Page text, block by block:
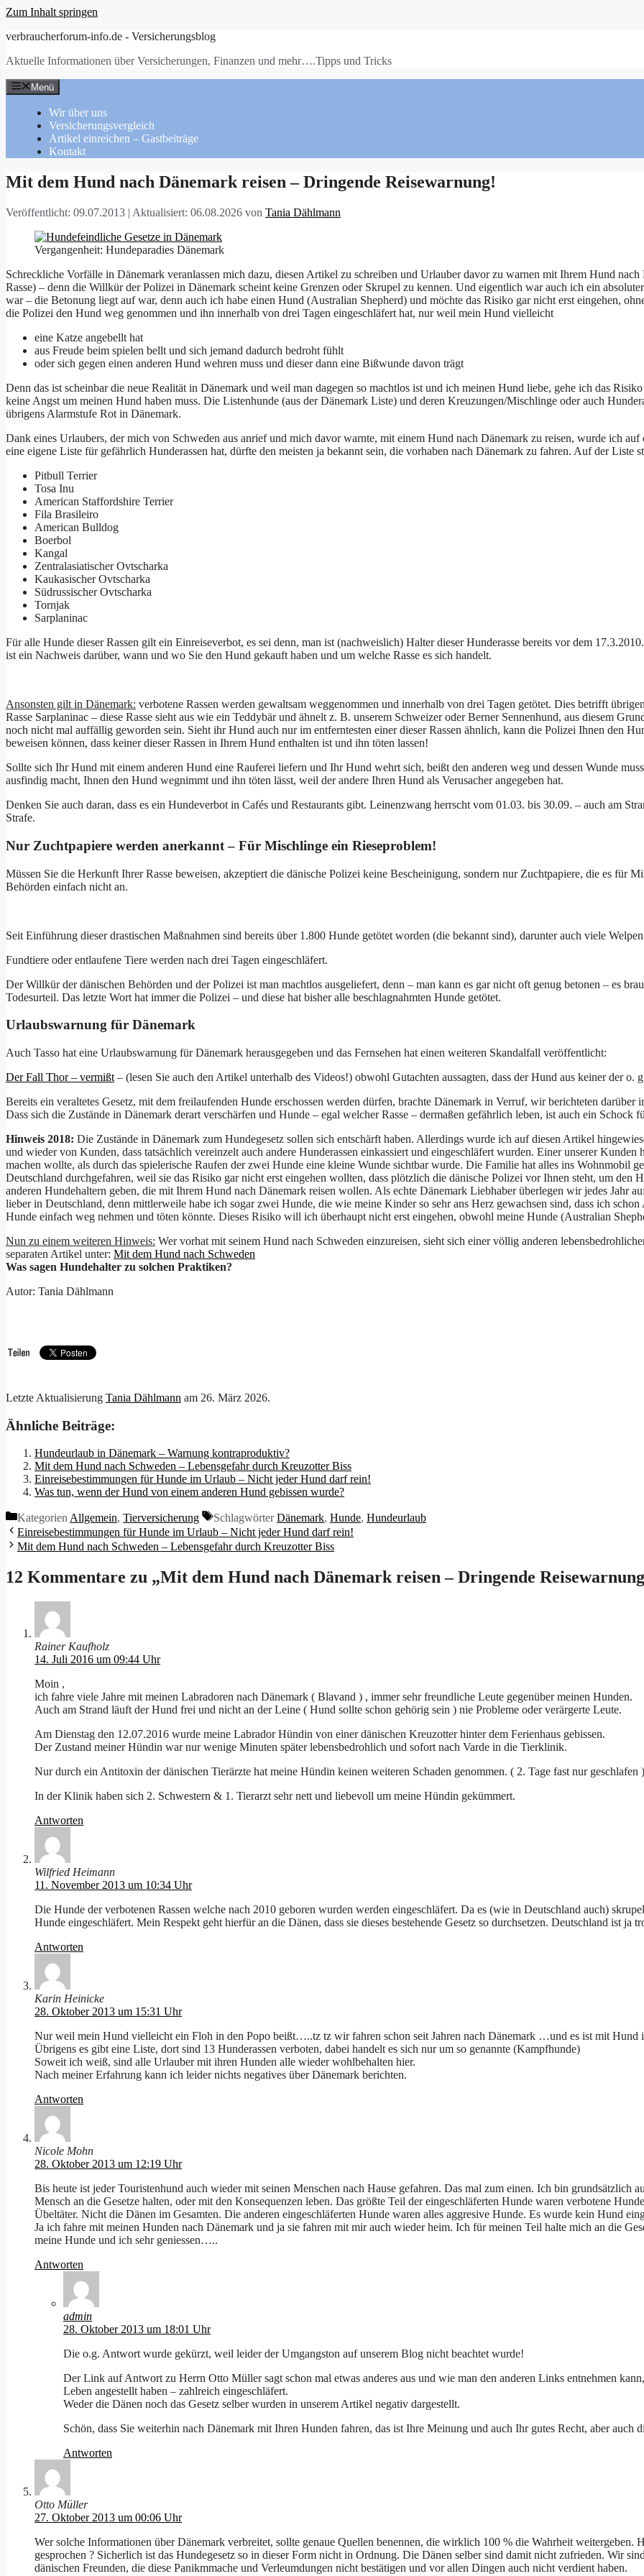
Zum Inhalt springen
verbraucherforum-info.de - Versicherungsblog
Aktuelle Informationen über Versicherungen, Finanzen und mehr….Tipps und Tricks
Menü
Wir über uns
Versicherungsvergleich
Artikel einreichen – Gastbeiträge
Kontakt
Mit dem Hund nach Dänemark reisen – Dringende Reisewarnung!
Veröffentlicht: 09.07.2013 | Aktualisiert: 06.08.2026 von Tania Dählmann
Vergangenheit: Hundeparadies Dänemark
Schreckliche Vorfälle in Dänemark veranlassen mich dazu, diesen Artikel zu schreiben und Urlauber davor zu warnen mit Ihrem Hund
Rasse) – denn die Willkür der Polizei in Dänemark scheint keine Grenzen oder Skrupel zu kennen. Und eigentlich war auch ich ein
war – die Betonung liegt auf war, denn auch ich habe einen Hund (Australian Shepherd) und möchte das Risiko gar nicht erst eingehen,
die Polizei den Hund weg genommen und ihn innerhalb von drei Tagen eingeschläfert hat, nur weil mein Hund vielleicht
eine Katze angebellt hat
aus Freude beim spielen bellt und sich jemand dadurch bedroht fühlt
oder sich gegen einen anderen Hund wehren muss und dieser dann eine Bißwunde davon trägt
Denn das ist scheinbar die neue Realität in Dänemark und weil man dagegen so machtlos ist und ich meinen Hund liebe, gehe ich das
keine Angst um meinen Hund haben muss. Die Listenhunde (aus der Dänemark Liste) und deren Kreuzungen/Mischlinge oder auch
übrigens Alarmstufe Rot in Dänemark.
Dank eines Urlaubers, der mich von Schweden aus anrief und mich davor warnte, mit einem Hund nach Dänemark zu reisen, wurde ich
eine eigene Liste für gefährlich Hunderassen hat, dürfte den meisten ja bekannt sein, die vorhaben nach Dänemark zu fahren. Auf der Liste
Pitbull Terrier
Tosa Inu
American Staffordshire Terrier
Fila Brasileiro
American Bulldog
Boerbol
Kangal
Zentralasiatischer Ovtscharka
Kaukasischer Ovtscharka
Südrussischer Ovtscharka
Tornjak
Sarplaninac
Für alle Hunde dieser Rassen gilt ein Einreiseverbot, es sei denn, man ist (nachweislich) Halter dieser Hunderasse bereits vor dem
ist ein Nachweis darüber, wann und wo Sie den Hund gekauft haben und um welche Rasse es sich handelt.
Ansonsten gilt in Dänemark: verbotene Rassen werden gewaltsam weggenommen und innerhalb von drei Tagen getötet. Dies betrifft
Rasse Sarplaninac – diese Rasse sieht aus wie ein Teddybär und ähnelt z. B. unserem Schweizer oder Berner Sennenhund, aus diesem
noch nicht mal auffällig geworden sein. Sieht ihr Hund auch nur im entferntesten einer dieser Rassen ähnlich, kann die Polizei Ihnen den
beweisen können, dass keiner dieser Rassen in Ihrem Hund enthalten ist und ihn töten lassen!
Sollte sich Ihr Hund mit einem anderen Hund eine Rauferei liefern und Ihr Hund wehrt sich, beißt den anderen weg und dessen Wunde
ausfindig macht, Ihnen den Hund wegnimmt und ihn töten lässt, weil der andere Ihren Hund als Verusacher angegeben hat.
Denken Sie auch daran, dass es ein Hundeverbot in Cafés und Restaurants gibt. Leinenzwang herrscht vom 01.03. bis 30.09. – auch am
Strafe.
Nur Zuchtpapiere werden anerkannt – Für Mischlinge ein Rieseproblem!
Müssen Sie die Herkunft Ihrer Rasse beweisen, akzeptiert die dänische Polizei keine Bescheinigung, sondern nur Zuchtpapiere, die es für
Behörden einfach nicht an.
Seit Einführung dieser drastischen Maßnahmen sind bereits über 1.800 Hunde getötet worden (die bekannt sind), darunter auch viele
Fundtiere oder entlaufene Tiere werden nach drei Tagen eingeschläfert.
Der Willkür der dänischen Behörden und der Polizei ist man machtlos ausgeliefert, denn – man kann es gar nicht oft genug betonen – es
Todesurteil. Das letzte Wort hat immer die Polizei – und diese hat bisher alle beschlagnahmten Hunde getötet.
Urlaubswarnung für Dänemark
Auch Tasso hat eine Urlaubswarnung für Dänemark herausgegeben und das Fernsehen hat einen weiteren Skandalfall veröffentlicht:
Der Fall Thor – vermißt – (lesen Sie auch den Artikel unterhalb des Videos!) obwohl Gutachten aussagten, dass der Hund aus keiner der o.
Bereits ein veraltetes Gesetz, mit dem freilaufenden Hunde erschossen werden dürfen, brachte Dänemark in Verruf, wir berichteten darüber
Dass sich die Zustände in Dänemark derart verschärfen und Hunde – egal welcher Rasse – dermaßen gefährlich leben, ist auch ein Schock
Hinweis 2018: Die Zustände in Dänemark zum Hundegesetz sollen sich entschärft haben. Allerdings wurde ich auf diesen Artikel
und wieder von Kunden, dass tatsächlich vereinzelt auch andere Hunderassen einkassiert und eingeschläfert wurden. Einer unserer
machen wollte, als durch das spielerische Raufen der zwei Hunde eine kleine Wunde sichtbar wurde. Die Familie hat alles ins Wohnmobil
Deutschland durchgefahren, weil sie das Risiko gar nicht erst eingehen wollten, dass plötzlich die dänische Polizei vor Ihnen steht, um den
anderen Hundehaltern geben, die mit Ihrem Hund nach Dänemark reisen wollen. Als echte Dänemark Liebhaber überlegen wir jedes Jahr
lieber in Deutschland, denn mittlerweile habe ich sogar zwei Hunde, die wie meine Kinder so sehr ans Herz gewachsen sind, dass ich
Hunde einfach weg nehmen und töten könnte. Dieses Risiko will ich überhaupt nicht erst eingehen, obwohl meine Hunde (Australian
Nun zu einem weiteren Hinweis: Wer vorhat mit seinem Hund nach Schweden einzureisen, sieht sich einer völlig anderen
separaten Artikel unter: Mit dem Hund nach Schweden
Was sagen Hundehalter zu solchen Praktiken?
Autor: Tania Dählmann
Letzte Aktualisierung Tania Dählmann am 26. März 2026.
Ähnliche Beiträge:
Hundeurlaub in Dänemark – Warnung kontraproduktiv?
Mit dem Hund nach Schweden – Lebensgefahr durch Kreuzotter Biss
Einreisebestimmungen für Hunde im Urlaub – Nicht jeder Hund darf rein!
Was tun, wenn der Hund von einem anderen Hund gebissen wurde?
KategorienAllgemein, Tierversicherung SchlagwörterDänemark, Hunde, Hundeurlaub
Einreisebestimmungen für Hunde im Urlaub – Nicht jeder Hund darf rein!
Mit dem Hund nach Schweden – Lebensgefahr durch Kreuzotter Biss
12 Kommentare zu „Mit dem Hund nach Dänemark reisen – Dringende
Rainer Kaufholz
14. Juli 2016 um 09:44 Uhr
Moin ,
ich fahre viele Jahre mit meinen Labradoren nach Dänemark ( Blavand ) , immer sehr freundliche Leute gegenüber meinen Hunden.
Auch am Strand läuft der Hund frei und nicht an der Leine ( Hund sollte schon gehörig sein ) nie Probleme oder verärgerte Leute.
Am Dienstag den 12.07.2016 wurde meine Labrador Hündin von einer dänischen Kreuzotter hinter dem Ferienhaus gebissen.
Der Zustand meiner Hündin war nur wenige Minuten später lebensbedrohlich und sofort nach Varde in die Tierklinik.
Nur durch ein Antitoxin der dänischen Tierärzte hat meine Hündin keinen weiteren Schaden genommen. ( 2. Tage fast nur geschlafen )
In der Klinik haben sich 2. Schwestern & 1. Tierarzt sehr nett und liebevoll um meine Hündin gekümmert.
Antworten
Wilfried Heimann
11. November 2013 um 10:34 Uhr
Die Hunde der verbotenen Rassen welche nach 2010 geboren wurden werden eingeschläfert. Da es (wie in Deutschland auch)
Hunde eingeschläfert. Mein Respekt geht hierfür an die Dänen, dass sie dieses bestehende Gesetz so durchsetzen. Deutschland ist
Antworten
Karin Heinicke
28. Oktober 2013 um 15:31 Uhr
Nur weil mein Hund vielleicht ein Floh in den Popo beißt…..tz tz wir fahren schon seit Jahren nach Dänemark …und es ist mit Hund
Übrigens es gibt eine Liste, dort sind 13 Hunderassen verboten, dabei handelt es sich nur um so genannte (Kampfhunde)
Soweit ich weiß, sind alle Urlauber mit ihren Hunden alle wieder wohlbehalten hier.
Nach meiner Erfahrung kann ich leider nichts negatives über Dänemark berichten.
Antworten
Nicole Mohn
28. Oktober 2013 um 12:19 Uhr
Bis heute ist jeder Touristenhund auch wieder mit seinen Menschen nach Hause gefahren. Das mal zum einen. Ich bin grundsätzlich
Mensch an die Gesetze halten, oder mit den Konsequenzen leben. Das größte Teil der eingeschläferten Hunde waren verbotene
Übeltäter. Nicht die Dänen im Gesamten. Die anderen eingeschläferten Hunde waren alles aggresive Hunde. Es wurde kein Hund
Ja ich fahre mit meinen Hunden nach Dänemark und ja sie fahren mit mir auch wieder heim. Ich für meinen Teil halte mich an die
meine Hunde und ich sehr geniessen…..
Antworten
admin
28. Oktober 2013 um 18:01 Uhr
Die o.g. Antwort wurde gekürzt, weil leider der Umgangston auf unserem Blog nicht beachtet wurde!
Der Link auf Antwort zu Herrn Otto Müller sagt schon mal etwas anderes aus und wie man den anderen Links entnehmen
Leben angestellt haben – zahlreich eingeschläfert.
Weder die Dänen noch das Gesetz selber wurden in unserem Artikel negativ dargestellt.
Schön, dass Sie weiterhin nach Dänemark mit Ihren Hunden fahren, das ist Ihre Meinung und auch Ihr gutes Recht, aber auch
Antworten
Otto Müller
27. Oktober 2013 um 00:06 Uhr
Wer solche Informationen über Dänemark verbreitet, sollte genaue Quellen benennen, die wirklich 100 % die Wahrheit
gesprochen ? Sicherlich ist das Hundegesetz so in dieser Form nicht in Ordnung. Die Dänen selber sind damit nicht zufrieden. Wir
dänischen Freunden, die diese Panikmmache und Verleumdungen nicht bestätigen und vor allen Dingen auch nicht verdient haben.